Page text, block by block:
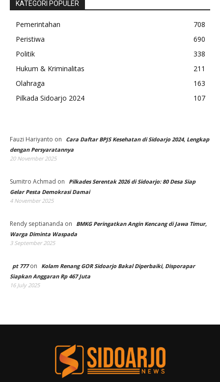
KATEGORI POPULER
Pemerintahan
708
Peristiwa
690
Politik
338
Hukum & Kriminalitas
211
Olahraga
163
Pilkada Sidoarjo 2024
107
Fauzi Hariyanto on
Cara Daftar BPJS Kesehatan di Sidoarjo 2024, Lengkap
dengan Persyaratannya
20 November 2025
Sumitro Achmad on
Pilkades Serentak 2026 di Sidoarjo: 80 Desa Siap
Gelar Pesta Demokrasi Damai
4 November 2025
Rendy septiananda on
BMKG Peringatkan Angin Kencang di Jawa Timur,
Warga Diminta Waspada
3 September 2025
pt 777on
Kolam Renang GOR Sidoarjo Bakal Diperbaiki, Disporapar
Siapkan Anggaran Rp 467 Juta
16 July 2025